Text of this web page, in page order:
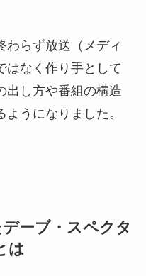
わらず放送（メディ
はなく作り手として
出し方や番組の構造
うになりました。
ーブ・スペクタ
は